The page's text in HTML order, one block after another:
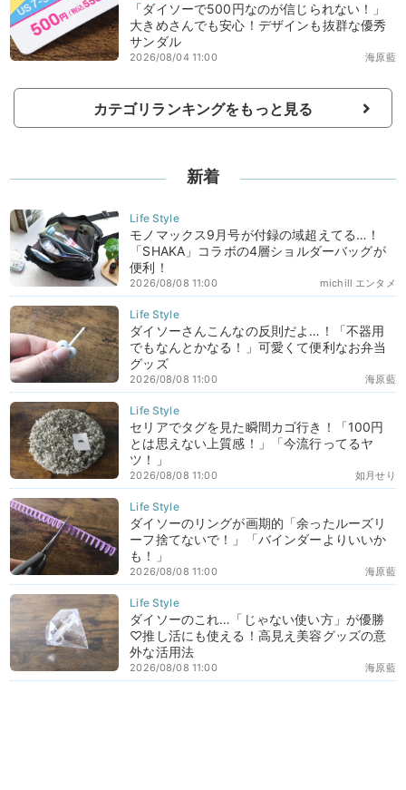
「ダイソーで500円なのが信じられない！」
大きめさんでも安心！デザインも抜群な優秀
サンダル
海原藍
2026/08/04 11:00
カテゴリランキングをもっと見る
新着
モノマックス9月号が付録の域超えてる…！
「SHAKA」コラボの4層ショルダーバッグが
便利！
michill エンタメ
2026/08/08 11:00
ダイソーさんこんなの反則だよ…！「不器用
でもなんとかなる！」可愛くて便利なお弁当
グッズ
海原藍
2026/08/08 11:00
セリアでタグを見た瞬間カゴ行き！「100円
とは思えない上質感！」「今流行ってるヤ
ツ！」
如月せり
2026/08/08 11:00
ダイソーのリングが画期的「余ったルーズリ
ーフ捨てないで！」「バインダーよりいいか
も！」
海原藍
2026/08/08 11:00
ダイソーのこれ…「じゃない使い方」が優勝
♡推し活にも使える！高見え美容グッズの意
外な活用法
海原藍
2026/08/08 11:00